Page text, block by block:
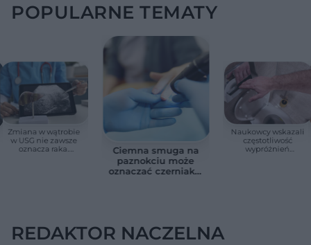
POPULARNE TEMATY
Zmiana w wątrobie
w USG nie zawsze
oznacza raka.
Ciemna smuga na
paznokciu może
oznaczać czerniaka.
Naukowcy wskazali
częstotliwość
wypróżnień
REDAKTOR NACZELNA